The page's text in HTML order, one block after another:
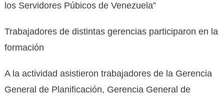
los Servidores Púbicos de Venezuela”
Trabajadores de distintas gerencias participaron en la
formación
A la actividad asistieron trabajadores de la Gerencia
General de Planificación, Gerencia General de